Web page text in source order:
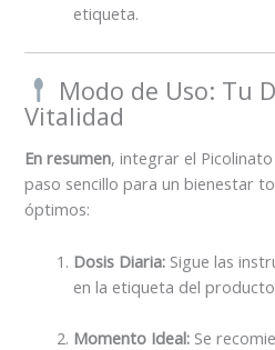
etiqueta.
Modo de Uso: Tu
Vitalidad
En resumen, integrar el
paso sencillo para un bienestar
óptimos:
Dosis Diaria: Sigue las
en la etiqueta del
Momento Ideal: Se